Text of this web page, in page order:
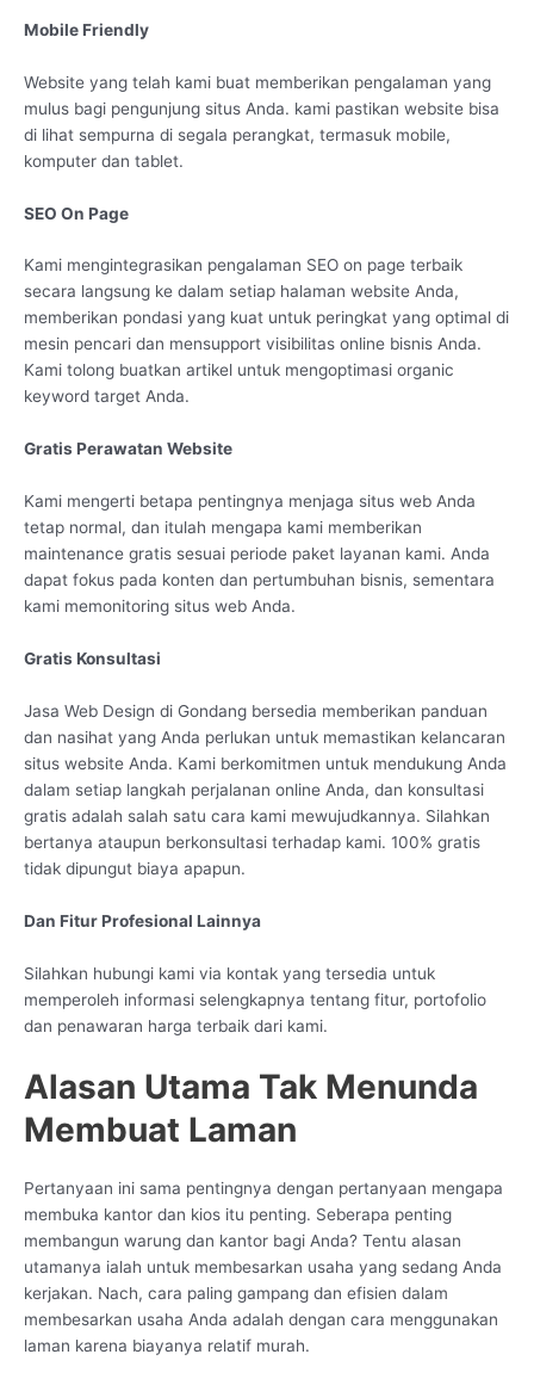
Mobile Friendly
Website yang telah kami buat memberikan pengalaman yang
mulus bagi pengunjung situs Anda. kami pastikan website bisa
di lihat sempurna di segala perangkat, termasuk mobile,
komputer dan tablet.
SEO On Page
Kami mengintegrasikan pengalaman SEO on page terbaik
secara langsung ke dalam setiap halaman website Anda,
memberikan pondasi yang kuat untuk peringkat yang optimal di
mesin pencari dan mensupport visibilitas online bisnis Anda.
Kami tolong buatkan artikel untuk mengoptimasi organic
keyword target Anda.
Gratis Perawatan Website
Kami mengerti betapa pentingnya menjaga situs web Anda
tetap normal, dan itulah mengapa kami memberikan
maintenance gratis sesuai periode paket layanan kami. Anda
dapat fokus pada konten dan pertumbuhan bisnis, sementara
kami memonitoring situs web Anda.
Gratis Konsultasi
Jasa Web Design di Gondang bersedia memberikan panduan
dan nasihat yang Anda perlukan untuk memastikan kelancaran
situs website Anda. Kami berkomitmen untuk mendukung Anda
dalam setiap langkah perjalanan online Anda, dan konsultasi
gratis adalah salah satu cara kami mewujudkannya. Silahkan
bertanya ataupun berkonsultasi terhadap kami. 100% gratis
tidak dipungut biaya apapun.
Dan Fitur Profesional Lainnya
Silahkan hubungi kami via kontak yang tersedia untuk
memperoleh informasi selengkapnya tentang fitur, portofolio
dan penawaran harga terbaik dari kami.
Alasan Utama Tak Menunda
Membuat Laman
Pertanyaan ini sama pentingnya dengan pertanyaan mengapa
membuka kantor dan kios itu penting. Seberapa penting
membangun warung dan kantor bagi Anda? Tentu alasan
utamanya ialah untuk membesarkan usaha yang sedang Anda
kerjakan. Nach, cara paling gampang dan efisien dalam
membesarkan usaha Anda adalah dengan cara menggunakan
laman karena biayanya relatif murah.